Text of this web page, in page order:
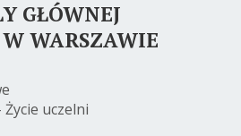
GŁÓWNEJ
WARSZAWIE
Życie uczelni